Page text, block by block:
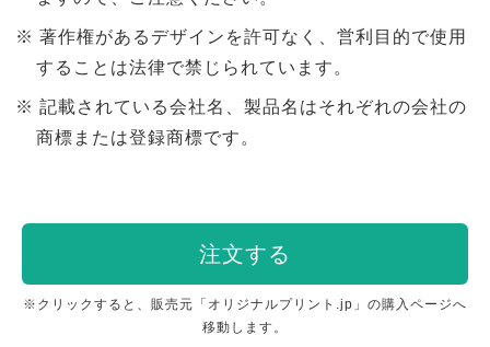
著作権があるデザインを許可なく、営利目的で使用
することは法律で禁じられています。
記載されている会社名、製品名はそれぞれの会社の
商標または登録商標です。
注文する
※クリックすると、販売元「オリジナルプリント.jp」の購入ページへ
移動します。